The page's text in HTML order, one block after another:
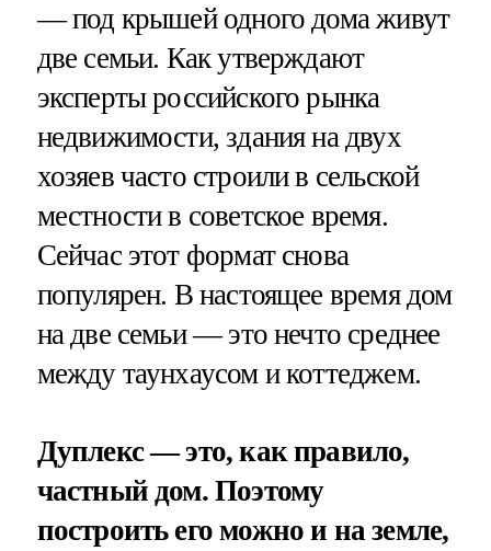
— под крышей одного дома живут
две семьи. Как утверждают
эксперты российского рынка
недвижимости, здания на двух
хозяев часто строили в сельской
местности в советское время.
Сейчас этот формат снова
популярен. В настоящее время дом
на две семьи — это нечто среднее
между таунхаусом и коттеджем.
Дуплекс — это, как правило,
частный дом. Поэтому
построить его можно и на земле,